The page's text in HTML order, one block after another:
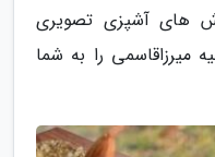
های آشپزی تصویری
میرزاقاسمی را به شما